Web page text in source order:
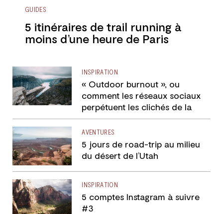
GUIDES
5 itinéraires de trail running à
moins d’une heure de Paris
INSPIRATION
« Outdoor burnout », ou
comment les réseaux sociaux
perpétuent les clichés de la
photographie outdoor
AVENTURES
5 jours de road-trip au milieu
du désert de l’Utah
INSPIRATION
5 comptes Instagram à suivre
#3